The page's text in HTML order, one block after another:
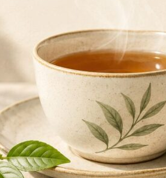
CIOCCOLATA CALDA,
SALUTE
… Continua a leggere
By Data Solubili ,Cioccolato